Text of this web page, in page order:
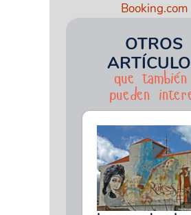
Booking.com
OTROS
que
pueden